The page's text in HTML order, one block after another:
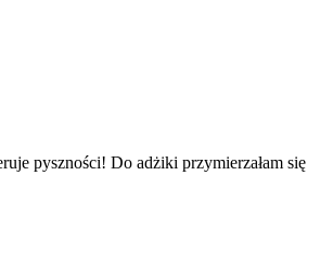
pyszności! Do adżiki przymierzałam się